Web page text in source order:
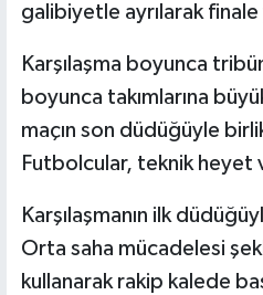
galibiyetle ayrılarak
Karşılaşma boyunca
boyunca takımlarına
maçın son düdüğüyle
Futbolcular, teknik heyet
Karşılaşmanın ilk
Orta saha mücadelesi
kullanarak rakip kalede